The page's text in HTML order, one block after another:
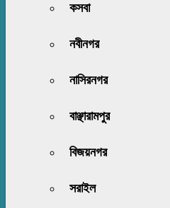
কসবা
নবীনগর
নাসিরনগর
বাঞ্ছারামপুর
বিজয়নগর
সরাইল